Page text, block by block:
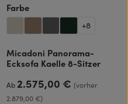
Farbeauswählen
+8
Micadoni Panorama-
Ecksofa Kaelle 8-Sitzer
Regulärer Preis:
Ab 2.575,00 €(vorher
2.879,00 €)